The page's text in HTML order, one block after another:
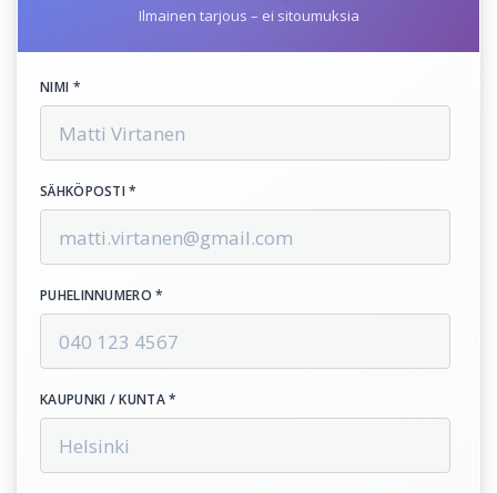
Ilmainen tarjous – ei sitoumuksia
NIMI *
SÄHKÖPOSTI *
PUHELINNUMERO *
KAUPUNKI / KUNTA *